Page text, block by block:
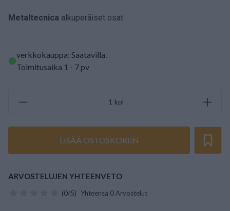
Metaltecnica alkuperäiset osat
verkkokauppa: Saatavilla.
Toimitusaika 1 - 7 pv
kpl
LISÄÄ OSTOSKORIIN
ARVOSTELUJEN YHTEENVETO
(0/5) Yhteensä 0 Arvostelut